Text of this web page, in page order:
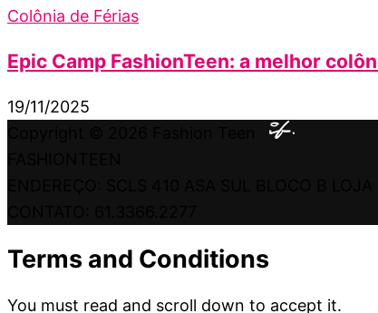
Colônia de Férias
Epic Camp FashionTeen: a melhor
19/11/2025
Terms and Conditions
You must read and scroll down to accept it.